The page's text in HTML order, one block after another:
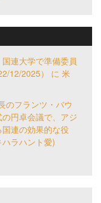
連大学で準備委員
12/2025）
に 米
のフランツ・バウ
円卓会議で、アジ
連の効果的な役
ラハント愛)